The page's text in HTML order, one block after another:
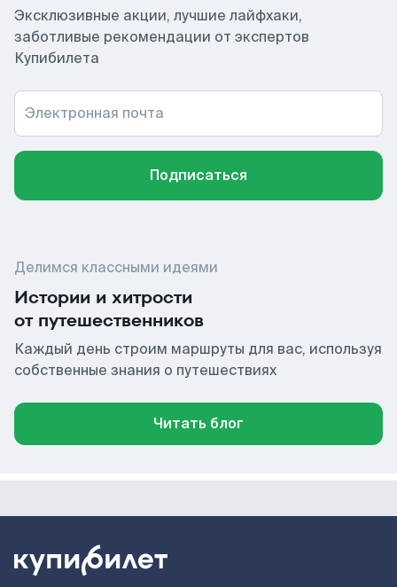
Эксклюзивные акции, лучшие лайфхаки,
заботливые рекомендации от экспертов
Купибилета
Электронная почта
Подписаться
Делимся классными идеями
Истории и хитрости
от путешественников
Каждый день строим маршруты для вас, используя
собственные знания о путешествиях
Читать блог